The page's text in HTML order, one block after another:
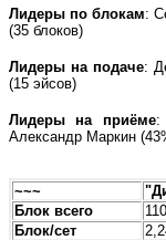
Лидеры по блокам:
(35 блоков)
Лидеры на подаче:
(15 эйсов)
Лидеры на приёме:
Александр Маркин
~~~
Блок всего
110
Блок/сет